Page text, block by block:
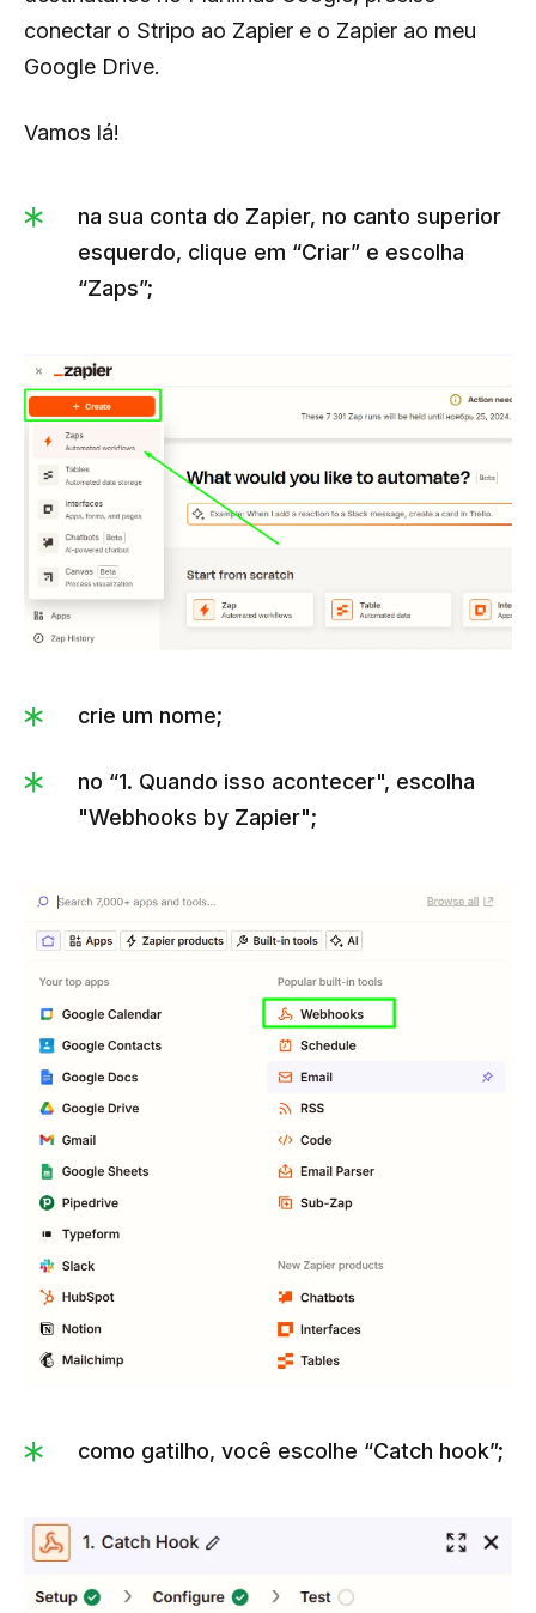
conectar o Stripo ao Zapier e o Zapier ao meu
Google Drive.
Vamos lá!
na sua conta do Zapier, no canto superior
esquerdo, clique em “Criar” e escolha
“Zaps”;
crie um nome;
no “1. Quando isso acontecer", escolha
"Webhooks by Zapier";
como gatilho, você escolhe “Catch hook”;